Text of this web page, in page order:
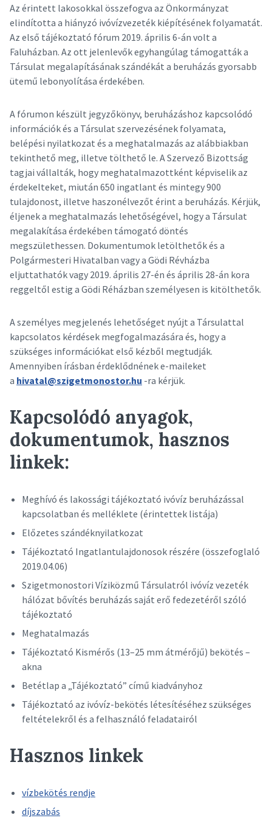
Az érintett lakosokkal összefogva az Önkormányzat
elindította a hiányzó ivóvízvezeték kiépítésének folyamatát.
Az első tájékoztató fórum 2019. április 6-án volt a
Faluházban. Az ott jelenlevők egyhangúlag támogatták a
Társulat megalapításának szándékát a beruházás gyorsabb
ütemű lebonyolítása érdekében.
A fórumon készült jegyzőkönyv, beruházáshoz kapcsolódó
információk és a Társulat szervezésének folyamata,
belépési nyilatkozat és a meghatalmazás az alábbiakban
tekinthető meg, illetve tölthető le. A Szervező Bizottság
tagjai vállalták, hogy meghatalmazottként képviselik az
érdekelteket, miután 650 ingatlant és mintegy 900
tulajdonost, illetve haszonélvezőt érint a beruházás. Kérjük,
éljenek a meghatalmazás lehetőségével, hogy a Társulat
megalakítása érdekében támogató döntés
megszülethessen. Dokumentumok letölthetők és a
Polgármesteri Hivatalban vagy a Gödi Révházba
eljuttathatók vagy 2019. április 27-én és április 28-án kora
reggeltől estig a Gödi Réházban személyesen is kitölthetők.
A személyes megjelenés lehetőséget nyújt a Társulattal
kapcsolatos kérdések megfogalmazására és, hogy a
szükséges információkat első kézből megtudják.
Amennyiben írásban érdeklődnének e-maileket
a hivatal@szigetmonostor.hu -ra kérjük.
Kapcsolódó anyagok,
dokumentumok, hasznos
linkek:
Meghívó és lakossági tájékoztató ivóvíz beruházással
kapcsolatban és melléklete (érintettek listája)
Előzetes szándéknyilatkozat
Tájékoztató Ingatlantulajdonosok részére (összefoglaló
2019.04.06)
Szigetmonostori Víziközmű Társulatról ivóvíz vezeték
hálózat bővítés beruházás saját erő fedezetéről szóló
tájékoztató
Meghatalmazás
Tájékoztató Kismérős (13–25 mm átmérőjű) bekötés –
akna
Betétlap a „Tájékoztató” című kiadványhoz
Tájékoztató az ivóvíz-bekötés létesítéséhez szükséges
feltételekről és a felhasználó feladatairól
Hasznos linkek
vízbekötés rendje
díjszabás